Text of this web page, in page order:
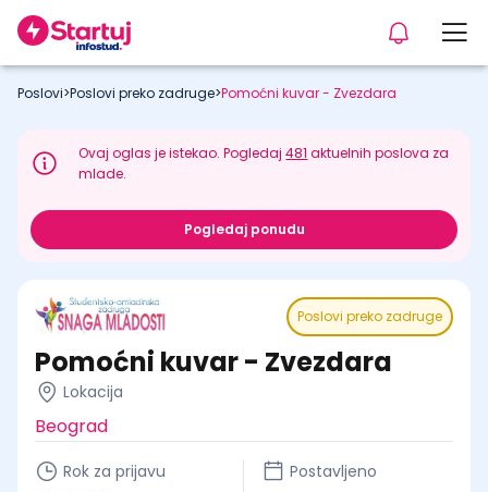
Poslovi>Poslovi preko zadruge>Pomoćni kuvar - Zvezdara
Ovaj oglas je istekao. Pogledaj481 aktuelnih poslova za
mlade.
Pogledaj ponudu
Poslovi preko zadruge
Pomoćni kuvar - Zvezdara
Lokacija
Beograd
Rok za prijavu Postavljeno